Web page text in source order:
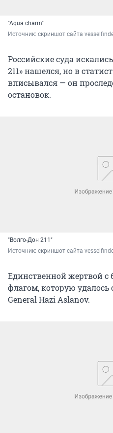
"Aqua charm"
Источник: скриншот сайта
Российские суда
211» нашелся, но в
вписывался — он
остановок.
"Волго-Дон 211"
Источник: скриншот сайта
Единственной жертвой с
флагом, которую удалось
General Hazi Aslanov.